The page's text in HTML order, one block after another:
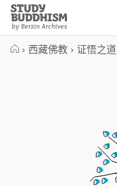
Close
Study
Buddhism
› 西藏佛教 › 证悟之道